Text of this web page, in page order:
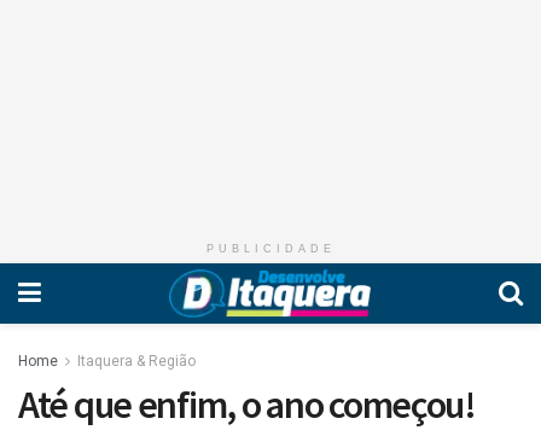
PUBLICIDADE
Home Itaquera & Região
Até que enfim, o ano começou!